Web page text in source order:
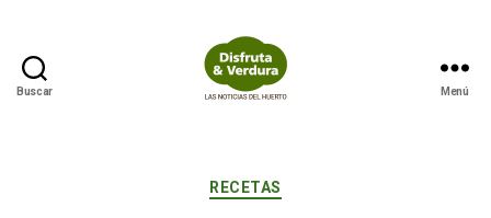
Buscar Menú
Categorías
RECETAS